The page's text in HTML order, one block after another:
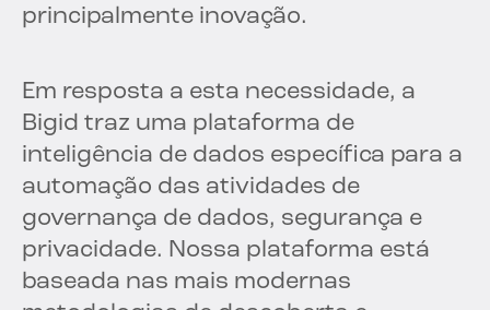
principalmente inovação.
Em resposta a esta necessidade, a
Bigid traz uma plataforma de
inteligência de dados específica para a
automação das atividades de
governança de dados, segurança e
privacidade. Nossa plataforma está
baseada nas mais modernas